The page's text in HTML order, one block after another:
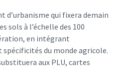
d’urbanisme qui fixera demain
sols à l’échelle des 100
en intégrant
du monde agricole.​
aux PLU, cartes